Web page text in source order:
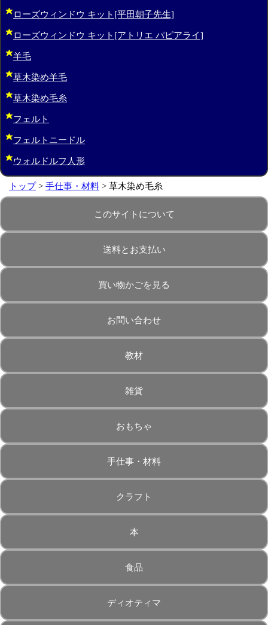
ローズウィンドウ キット[平田朝子先生]
ローズウィンドウ キット[アトリエ パピアライ]
羊毛
草木染め羊毛
草木染め毛糸
フェルト
フェルトニードル
ウォルドルフ人形
トップ> 手仕事・材料 > 草木染め毛糸
このサイトについて
送料とお支払い
買い物かごを見る
お問い合わせ
教材
雑貨
おもちゃ
手仕事・材料
クラフト
本
食品
ディオティマ